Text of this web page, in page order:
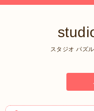
スタジオ パ